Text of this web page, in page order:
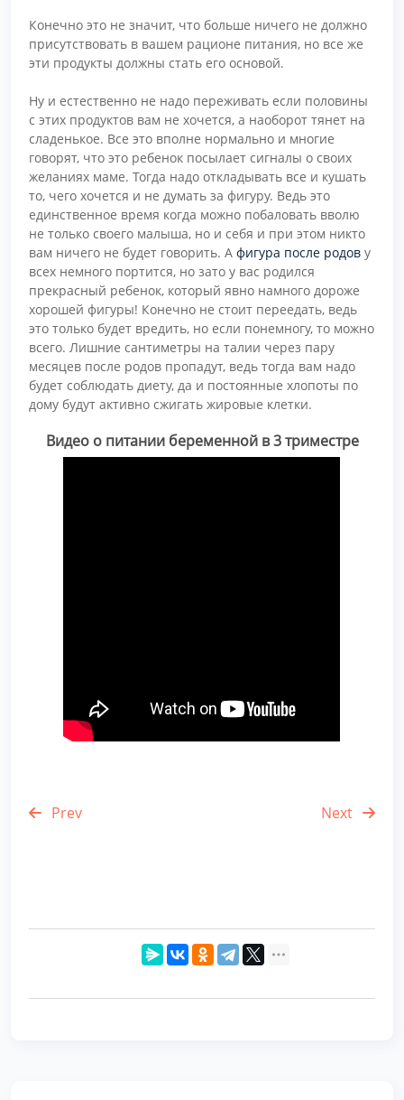
Конечно это не значит, что больше ничего не должно
присутствовать в вашем рационе питания, но все же
эти продукты должны стать его основой.
Ну и естественно не надо переживать если половины
с этих продуктов вам не хочется, а наоборот тянет на
сладенькое. Все это вполне нормально и многие
говорят, что это ребенок посылает сигналы о своих
желаниях маме. Тогда надо откладывать все и кушать
то, чего хочется и не думать за фигуру. Ведь это
единственное время когда можно побаловать вволю
не только своего малыша, но и себя и при этом никто
вам ничего не будет говорить. А фигура после родов у
всех немного портится, но зато у вас родился
прекрасный ребенок, который явно намного дороже
хорошей фигуры! Конечно не стоит переедать, ведь
это только будет вредить, но если понемногу, то можно
всего. Лишние сантиметры на талии через пару
месяцев после родов пропадут, ведь тогда вам надо
будет соблюдать диету, да и постоянные хлопоты по
дому будут активно сжигать жировые клетки.
Видео о питании беременной в 3 триместре
Prev Next